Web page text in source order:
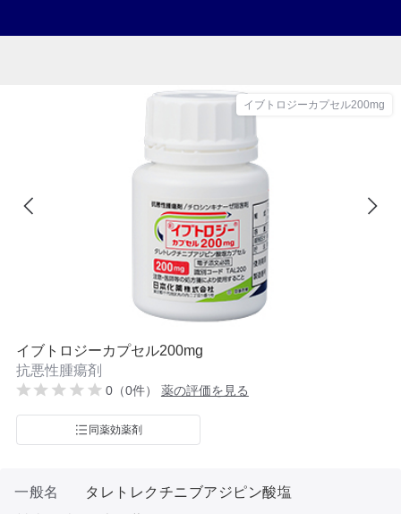
イブトロジーカプセル200mg
イブトロジーカプセル200mg
抗悪性腫瘍剤
0（0件） 薬の評価を見る
同薬効薬剤
一般名
タレトレクチニブアジピン酸塩